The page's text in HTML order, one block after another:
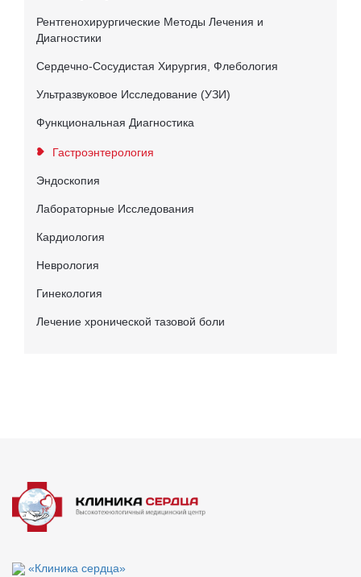
Рентгенохирургические Методы Лечения и
Диагностики
Сердечно-Сосудистая Хирургия, Флебология
Ультразвуковое Исследование (УЗИ)
Функциональная Диагностика
Гастроэнтерология
Эндоскопия
Лабораторные Исследования
Кардиология
Неврология
Гинекология
Лечение хронической тазовой боли
«Клиника сердца»